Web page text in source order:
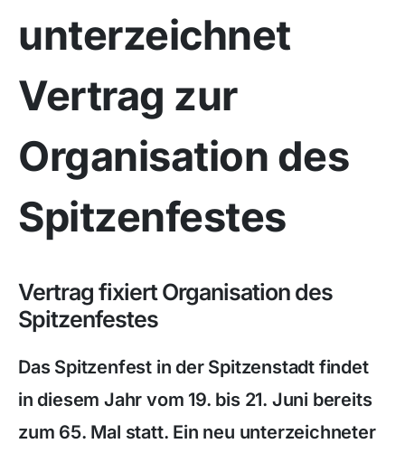
unterzeichnet
Vertrag zur
Organisation des
Spitzenfestes
Vertrag fixiert Organisation des
Spitzenfestes
Das Spitzenfest in der Spitzenstadt findet
in diesem Jahr vom 19. bis 21. Juni bereits
zum 65. Mal statt. Ein neu unterzeichneter